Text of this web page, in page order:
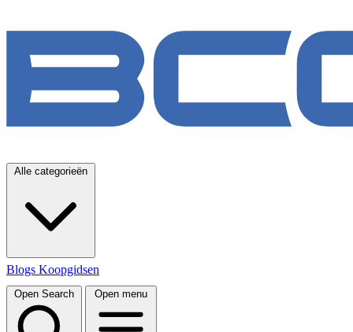
Alle categorieën
Blogs Koopgidsen
Open Search Open menu